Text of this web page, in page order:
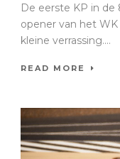
De eerste KP in
opener van het
kleine verrassing....
READ MORE